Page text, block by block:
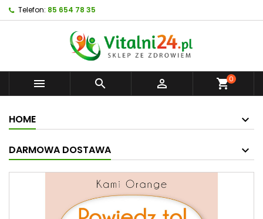
Telefon: 85 654 78 35
   shopping_cart0
HOME
DARMOWA DOSTAWA